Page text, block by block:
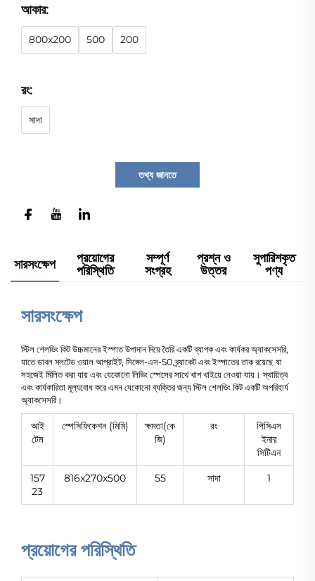
আকার:
800x200 500 200
রং:
সাদা
তথ্য জানতে
সারসংক্ষেপ
প্রয়োগের
পরিস্থিতি
সম্পূর্ণ
সংগ্রহ
প্রশ্ন ও
উত্তর
সুপারিশকৃত
পণ্য
সারসংক্ষেপ
স্টিল শেলভিং কিট উচ্চমানের ইস্পাত উপাদান দিয়ে তৈরি একটি ব্যাপক এবং কার্যকর অ্যাকসেসরি,
যাতে ডাবল স্লটেড ওয়াল আপ্রাইট, সিঙ্গেল-এস-50 ব্র্যাকেট এবং ইস্পাতের তাক রয়েছে যা
সহজেই মিলিত করা যায় এবং যেকোনো লিভিং স্পেসের সাথে খাপ খাইয়ে নেওয়া যায়। স্থায়িত্ব
এবং কার্যকারিতা মূল্যবোধ করে এমন যেকোনো ব্যক্তির জন্য স্টিল শেলভিং কিট একটি অপরিহার্য
অ্যাকসেসরি।
আই
টেম
স্পেসিফিকেশন (মিমি)
ক্ষমতা(কে
জি)
রং
পিসিএস
ইনার
সিটিএন
157
23
816x270x500 55 সাদা 1
প্রয়োগের পরিস্থিতি